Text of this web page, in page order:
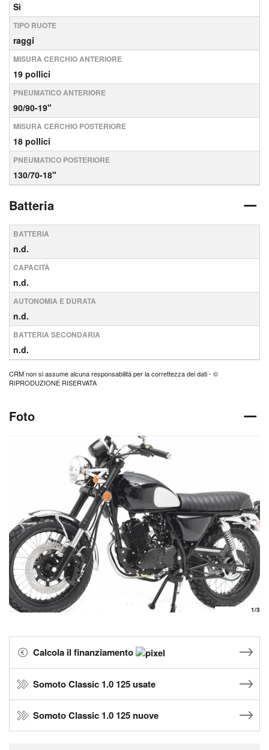
Sì
TIPO RUOTE
raggi
MISURA CERCHIO ANTERIORE
19 pollici
PNEUMATICO ANTERIORE
90/90-19"
MISURA CERCHIO POSTERIORE
18 pollici
PNEUMATICO POSTERIORE
130/70-18"
Batteria
BATTERIA
n.d.
CAPACITÀ
n.d.
AUTONOMIA E DURATA
n.d.
BATTERIA SECONDARIA
n.d.
CRM non si assume alcuna responsabilità per la correttezza dei dati - ©
RIPRODUZIONE RISERVATA
Foto
1/3
Calcola il finanziamento
Somoto Classic 1.0 125 usate
Somoto Classic 1.0 125 nuove